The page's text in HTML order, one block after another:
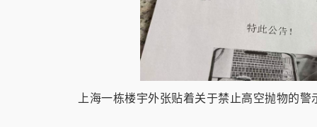
上海一栋楼宇外张贴着关于禁止高空抛物的